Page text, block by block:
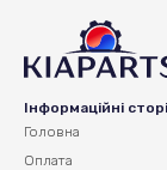
Інформаційні
Головна
Оплата